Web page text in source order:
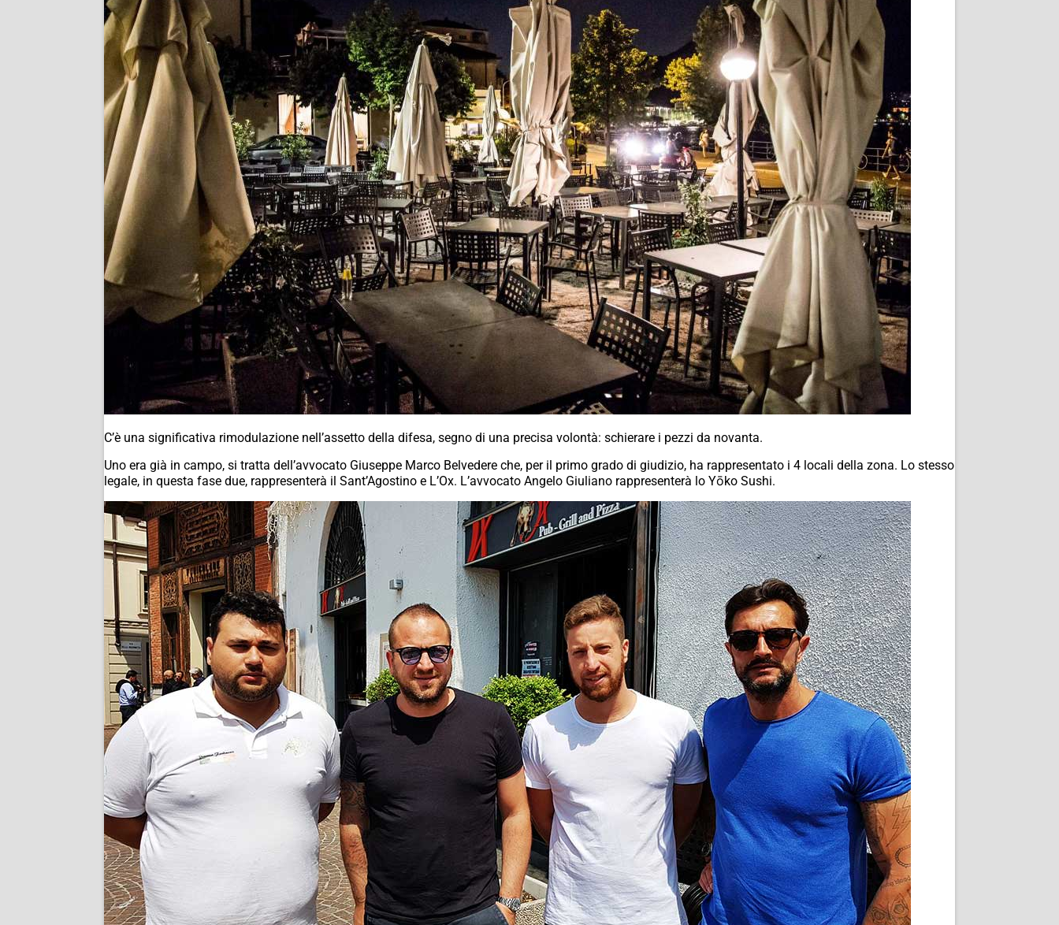
C’è una significativa rimodulazione nell’assetto della difesa, segno di una precisa volontà: schierare i pezzi da novanta.
Uno era già in campo, si tratta dell’avvocato Giuseppe Marco Belvedere che, per il primo grado di giudizio, ha rappresentato i 4 locali della zona. Lo stesso
legale, in questa fase due, rappresenterà il Sant’Agostino e L’Ox. L’avvocato Angelo Giuliano rappresenterà lo Yōko Sushi.